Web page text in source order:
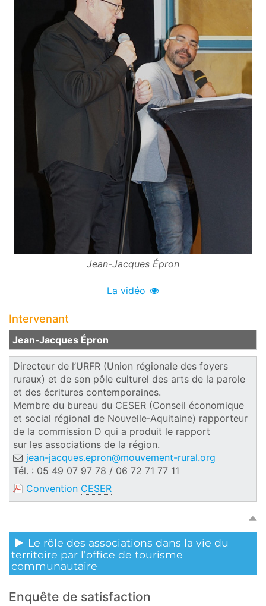
Jean-Jacques Épron
La vidéo
Intervenant
Jean‑Jacques Épron
Directeur de l’URFR (Union régionale des foyers
ruraux) et de son pôle culturel des arts de la parole
et des écritures contemporaines.
Membre du bureau du CESER (Conseil économique
et social régional de Nouvelle‑Aquitaine) rapporteur
de la commission D qui a produit le rapport
sur les associations de la région.
jean-jacques.epron@mouvement-rural.org
Tél. : 05 49 07 97 78 / 06 72 71 77 11
Convention CESER
Le rôle des associations dans la vie du
territoire par l’office de tourisme
communautaire
Enquête de satisfaction